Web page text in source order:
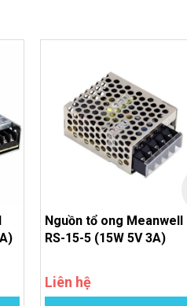
36V hay 24V?
Nguồn tổ ong Meanwell
RS-15-5 (15W 5V 3A)
Liên hệ